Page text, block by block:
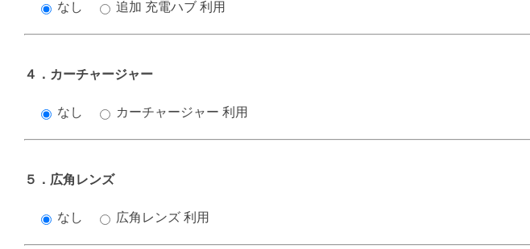
なし 追加 充電ハブ 利用
４．カーチャージャー
なし カーチャージャー 利用
５．広角レンズ
なし 広角レンズ 利用